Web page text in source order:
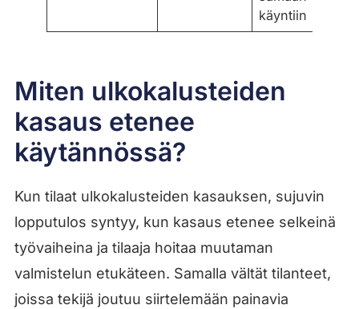
käyntiin
Miten ulkokalusteiden
kasaus etenee
käytännössä?
Kun tilaat ulkokalusteiden kasauksen, sujuvin
lopputulos syntyy, kun kasaus etenee selkeinä
työvaiheina ja tilaaja hoitaa muutaman
valmistelun etukäteen. Samalla vältät tilanteet,
joissa tekijä joutuu siirtelemään painavia